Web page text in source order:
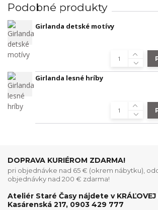
Podobné produkty
Girlanda detské motívy
Girlanda lesné hríby
DOPRAVA KURIÉROM ZDARMA!
pri objednávke nad 65 € (okrem nábytku),
objednávky nad 200 € zdarma!
Ateliér Staré Časy nájdete v KRÁĽOVEJ
Kasárenská 217, 0903 429 777